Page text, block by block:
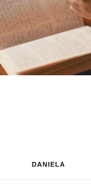
DANIELA